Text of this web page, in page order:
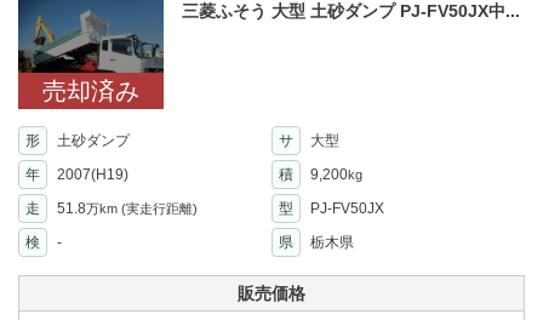
売却済み
三菱ふそう 大型 土砂ダンプ PJ-FV50JX中...
形 土砂ダンプ サ
大型
年
2007(H19) 積 9,200kg
走 51.8万km (実走行距離) 型
PJ-FV50JX
検
- 県 栃木県
販売価格